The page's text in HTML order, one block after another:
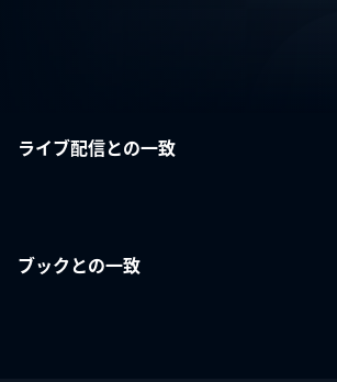
ライブ配信との一致
ブックとの一致